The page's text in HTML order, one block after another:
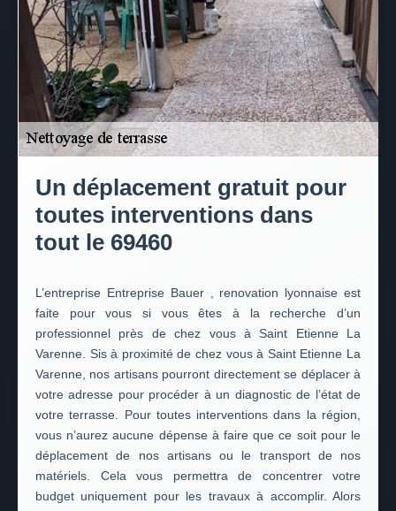
Un déplacement gratuit pour
toutes interventions dans
tout le 69460
L’entreprise Entreprise Bauer , renovation lyonnaise est
faite pour vous si vous êtes à la recherche d’un
professionnel près de chez vous à Saint Etienne La
Varenne. Sis à proximité de chez vous à Saint Etienne La
Varenne, nos artisans pourront directement se déplacer à
votre adresse pour procéder à un diagnostic de l’état de
votre terrasse. Pour toutes interventions dans la région,
vous n’aurez aucune dépense à faire que ce soit pour le
déplacement de nos artisans ou le transport de nos
matériels. Cela vous permettra de concentrer votre
budget uniquement pour les travaux à accomplir. Alors